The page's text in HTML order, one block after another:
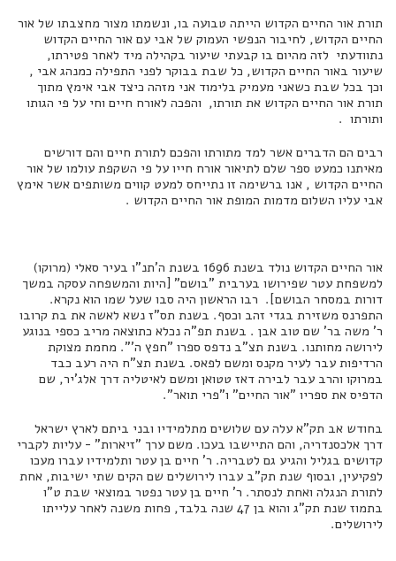
תורת אור החיים הקדוש הייתה טבועה בו, ונשמתו מצור מחצבתו של אור
החיים הקדוש, לחיבור הנפשי העמוק של אבי עם אור החיים הקדוש
נתוודעתי לזה מהיום בו קבעתי שיעור בקהילה מיד לאחר פטירתו,
שיעור באור החיים הקדוש, כל שבת בבוקר לפני התפילה כמנהג אבי ,
וכך בכל שבת כשאני מעמיק בלימוד אני מזהה כיצד אבי אימץ מתוך
תורת אור החיים הקדוש את תורתו, והפכה לאורח חיים וחי על פי הגותו
ותורתו .
רבים הם הדברים אשר למד מתורתו והפכם לתורת חיים והם דורשים
מאיתנו כמעט ספר שלם לתיאור אורח חייו על פי השקפת עולמו של אור
החיים הקדוש , אנו ברשימה זו נתייחס למעט קווים משותפים אשר אימץ
אבי עליו השלום מדמות המופת אור החיים הקדוש .
אור החיים הקדוש נולד בשנת 1696 בשנת ה'תנ"ו בעיר סאלי (מרוקו)
למשפחת עטר שפירושו בערבית "בושם" [היות והמשפחה עסקה במשך
דורות במסחר הבושם]. רבו הראשון היה סבו שעל שמו הוא נקרא.
התפרנס משזירת בגדי זהב וכסף. בשנת תס"ז נשא לאשה את בת קרובו
ר' משה בר' שם טוב אבן . בשנת תפ"ה נכלא כתוצאה מריב כספי בנוגע
לירושה מחותנו. בשנת תצ"ב נדפס ספרו "חפץ ה'". מחמת מצוקת
הרדיפות עבר לעיר מקנס ומשם לפאס. בשנת תצ"ח היה רעב כבד
במרוקו והרב עבר לבירה דאז טטואן ומשם לאיטליה דרך אלג'יר, שם
הדפיס את ספריו "אור החיים" ו"פרי תואר".
בחודש אב תק"א עלה עם שלושים מתלמידיו ובני ביתם לארץ ישראל
דרך אלכסנדריה, והם התיישבו בעכו. משם ערך "זיארות" - עליות לקברי
קדושים בגליל והגיע גם לטבריה. ר' חיים בן עטר ותלמידיו עברו מעכו
לפקיעין, ובסוף שנת תק"ב עברו לירושלים שם הקים שתי ישיבות, אחת
לתורת הנגלה ואחת לנסתר. ר' חיים בן עטר נפטר במוצאי שבת ט"ו
בתמוז שנת תק"ג והוא בן 47 שנה בלבד, פחות משנה לאחר עלייתו
לירושלים.